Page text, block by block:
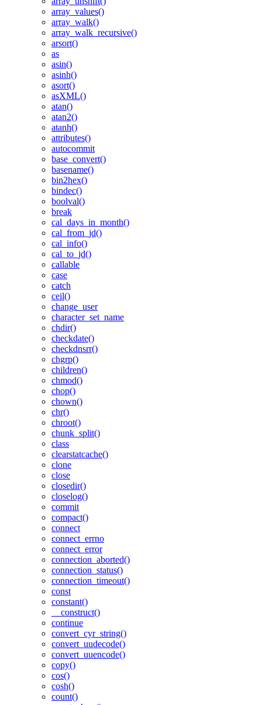
array_values()
array_walk()
array_walk_recursive()
arsort()
as
asin()
asinh()
asort()
asXML()
atan()
atan2()
atanh()
attributes()
autocommit
base_convert()
basename()
bin2hex()
bindec()
boolval()
break
cal_days_in_month()
cal_from_jd()
cal_info()
cal_to_jd()
callable
case
catch
ceil()
change_user
character_set_name
chdir()
checkdate()
checkdnsrr()
chgrp()
children()
chmod()
chop()
chown()
chr()
chroot()
chunk_split()
class
clearstatcache()
clone
close
closedir()
closelog()
commit
compact()
connect
connect_errno
connect_error
connection_aborted()
connection_status()
connection_timeout()
const
constant()
__construct()
continue
convert_cyr_string()
convert_uudecode()
convert_uuencode()
copy()
cos()
cosh()
count()